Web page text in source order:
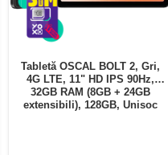
Tabletă OSCAL BOLT 2, Gri,
4G LTE, 11" HD IPS 90Hz,
32GB RAM (8GB + 24GB
extensibili), 128GB, Unisoc